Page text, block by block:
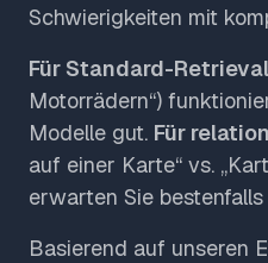
Schwierigkeiten mit
Für Standard-Retrieval
Motorrädern“)
Modelle gut. Für
auf einer Karte“ vs.
erwarten Sie
Basierend auf unseren